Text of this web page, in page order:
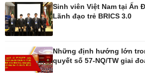
Kinh tế
Bất động sản
Thị
Sinh viên Việt Nam tại Ấn
Lãnh đạo trẻ BRICS 3.0
Những định hướng lớn
quyết số 57-NQ/TW giai